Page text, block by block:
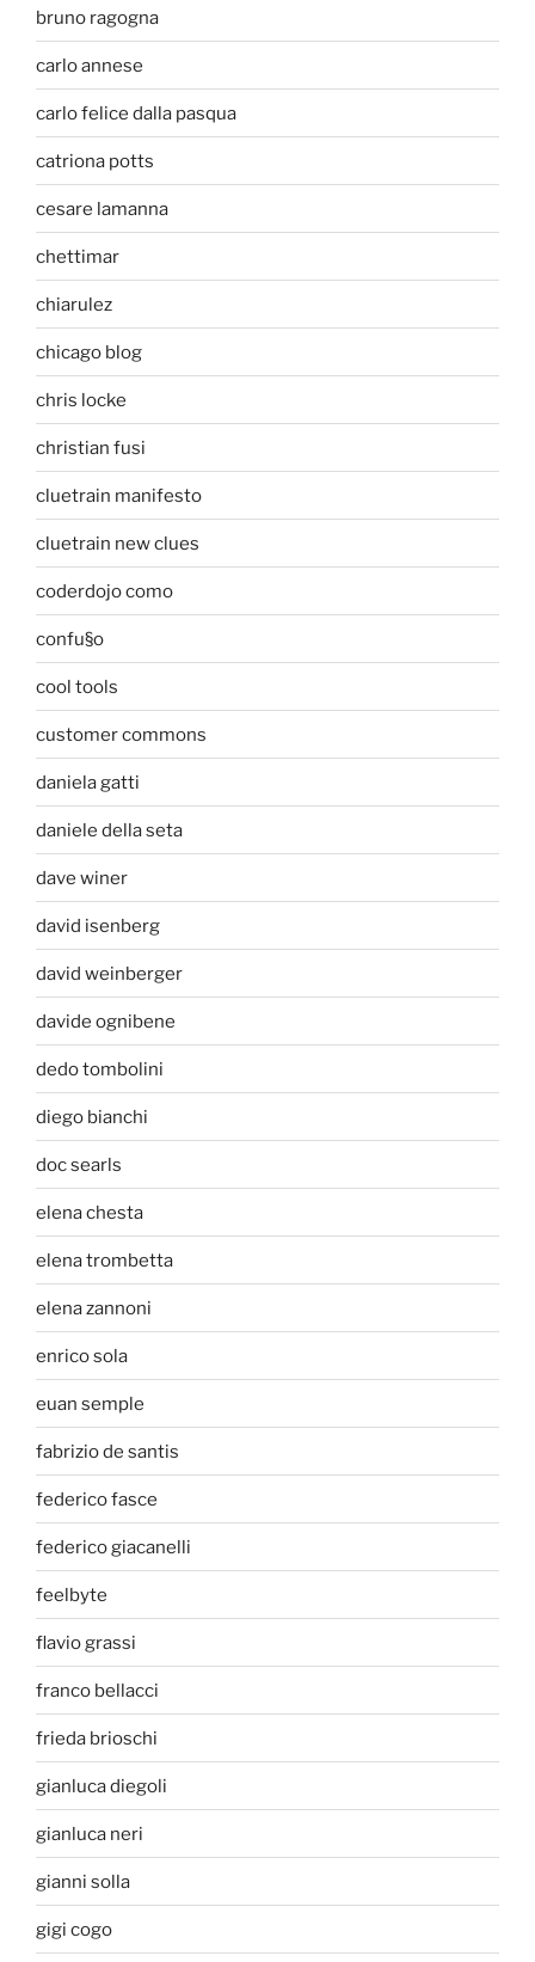
bruno ragogna
carlo annese
carlo felice dalla pasqua
catriona potts
cesare lamanna
chettimar
chiarulez
chicago blog
chris locke
christian fusi
cluetrain manifesto
cluetrain new clues
coderdojo como
confu§o
cool tools
customer commons
daniela gatti
daniele della seta
dave winer
david isenberg
david weinberger
davide ognibene
dedo tombolini
diego bianchi
doc searls
elena chesta
elena trombetta
elena zannoni
enrico sola
euan semple
fabrizio de santis
federico fasce
federico giacanelli
feelbyte
flavio grassi
franco bellacci
frieda brioschi
gianluca diegoli
gianluca neri
gianni solla
gigi cogo